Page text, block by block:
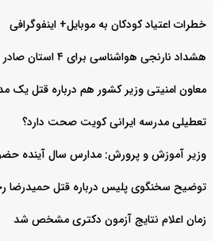
خطرات اعتیاد کودکان به موبایل+ اینفوگرافی
هشداد نارنجی هواشناسی برای ۴ استان صادر شد
معاون امنیتی وزیر کشور هم درباره قتل یک
تعطیلی مدرسه ایرانی کویت صحت دارد؟
وزیر آموزش و پرورش: مدارس سال آینده
توضیح سخنگوی پلیس درباره قتل حمیدرضا
زمان اعلام نتایج آزمون دکتری مشخص شد